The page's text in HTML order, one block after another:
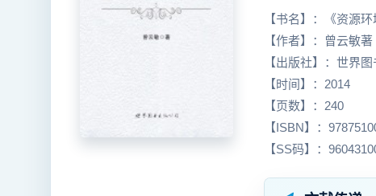
【书名】：《资源
【作者】：曾云敏著
【出版社】：世界
【时间】：2014
【页数】：240
【ISBN】：
【SS码】：